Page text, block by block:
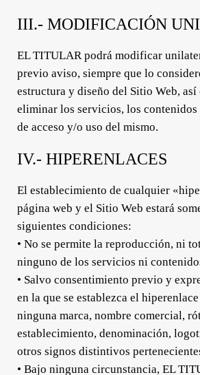
III.- MODIFICACIÓN
EL TITULAR podrá modificar
previo aviso, siempre que lo
estructura y diseño del Sitio Web,
eliminar los servicios, los
de acceso y/o uso del mismo.
IV.- HIPERENLACES
El establecimiento de cualquier
página web y el Sitio Web estará
siguientes condiciones:
• No se permite la reproducción, ni
ninguno de los servicios ni
• Salvo consentimiento previo y
en la que se establezca el
ninguna marca, nombre comercial,
establecimiento, denominación,
otros signos distintivos
• Bajo ninguna circunstancia, EL